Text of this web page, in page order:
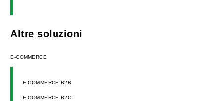
Altre soluzioni
E-COMMERCE
E-COMMERCE B2B
E-COMMERCE B2C